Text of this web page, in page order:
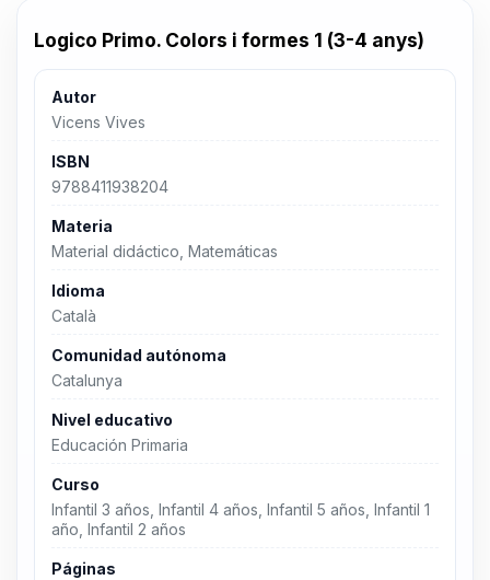
Logico Primo. Colors i formes 1 (3-4 anys)
Autor
Vicens Vives
ISBN
9788411938204
Materia
Material didáctico, Matemáticas
Idioma
Català
Comunidad autónoma
Catalunya
Nivel educativo
Educación Primaria
Curso
Infantil 3 años, Infantil 4 años, Infantil 5 años, Infantil 1
año, Infantil 2 años
Páginas